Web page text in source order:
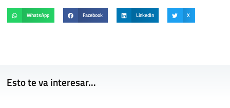
WhatsApp Facebook LinkedIn X
Esto te va interesar...